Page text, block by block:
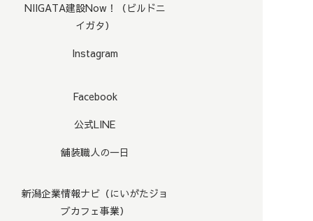
NIIGATA建設Now！（ビルドニ
イガタ）
Instagram
Facebook
公式LINE
舗装職人の一日
新潟企業情報ナビ（にいがたジョ
ブカフェ事業）